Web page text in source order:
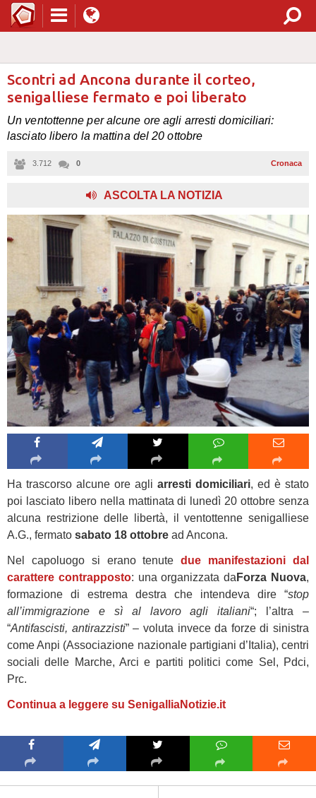
Scontri ad Ancona durante il corteo,
senigalliese fermato e poi liberato
Un ventottenne per alcune ore agli arresti domiciliari:
lasciato libero la mattina del 20 ottobre
3.712 0 Cronaca
ASCOLTA LA NOTIZIA
Ha trascorso alcune ore agli arresti domiciliari, ed è stato
poi lasciato libero nella mattinata di lunedì 20 ottobre senza
alcuna restrizione delle libertà, il ventottenne senigalliese
A.G., fermato sabato 18 ottobre ad Ancona.
Nel capoluogo si erano tenutedue manifestazioni dal
carattere contrapposto: una organizzata da Forza Nuova,
formazione di estrema destra che intendeva dire “stop
all’immigrazione e sì al lavoro agli italiani“; l’altra –
“Antifascisti, antirazzisti” – voluta invece da forze di sinistra
come Anpi (Associazione nazionale partigiani d’Italia), centri
sociali delle Marche, Arci e partiti politici come Sel, Pdci,
Prc.
Continua a leggere su SenigalliaNotizie.it